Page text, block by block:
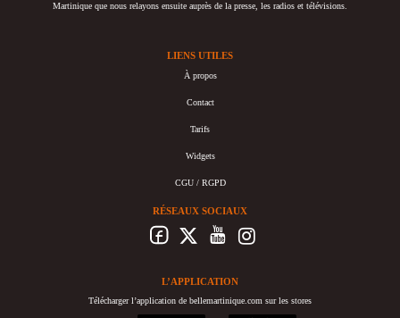
Martinique que nous relayons ensuite auprès de la presse, les radios et télévisions.
LIENS UTILES
À propos
Contact
Tarifs
Widgets
CGU / RGPD
RÉSEAUX SOCIAUX
L’APPLICATION
Télécharger l’application de bellemartinique.com sur les stores